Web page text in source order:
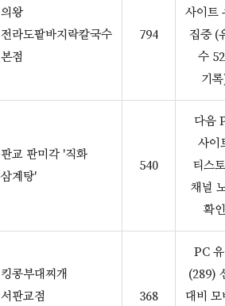
의왕
전라도팥바지락칼국수
본점
794
사이트
집중 (
수
기
판교 판미각 '직화
삼계탕'
540
다음
사이
티스
채널
확인
킹콩부대찌개
서판교점
368
PC
(289)
대비 모